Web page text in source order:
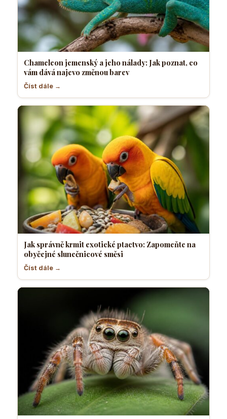
Chameleon jemenský a jeho nálady: Jak poznat, co
vám dává najevo změnou barev
Číst dále →
Jak správně krmit exotické ptactvo: Zapomeňte na
obyčejné slunečnicové směsi
Číst dále →